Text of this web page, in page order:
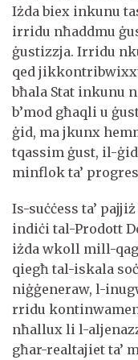
Iżda biex inkunu
irridu nħaddmu
ġustizzja. Irridu
qed
bħala Stat inkunu
b’mod għaqli u
ġid, ma jkunx
tqassim ġust, il-
minflok ta’
Is-suċċess ta’
indiċi tal-Prodott
iżda wkoll mill-
qiegħ tal-iskala
niġġeneraw, l-
rridu
nħallux li l-
għar-realtajiet ta’